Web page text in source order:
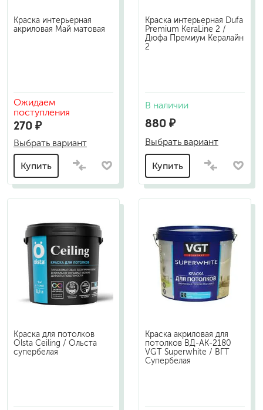
Краска интерьерная
акриловая Май матовая
Ожидаем
поступления
270 ₽
Выбрать вариант
Купить
Краска интерьерная Dufa
Premium KeraLine 2 /
Дюфа Премиум Кералайн
2
В наличии
880 ₽
Выбрать вариант
Купить
Краска для потолков
Olsta Ceiling / Ольста
супербелая
Краска акриловая для
потолков ВД-АК-2180
VGT Superwhite / ВГТ
Супербелая